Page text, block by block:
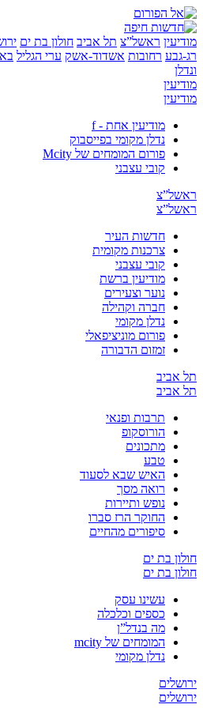
ראשל”צ תל אביב חולון בת ים ירושלים
רחובות אשדוד-אשק ערי הגליל באר
מודיעין אחת - f
נדלן מקומי בפייסבוק
פורום המומחים של Mcity
קובי עצבני
חדשות העיר
צרכנות מקומית
קובי עצבני
מודיעין ברשת
נוער וצעירים
חברה וקהילה
נדלן מקומי
פורום מוניציפאלי
זמזום הדבורה
תרבות ופנאי
הורוסקופ
מתכונים
טבע
האיש שבא לסעוד
רואה מסך
נופש ותיירות
החוקר הרז סברו
סיפורים מהחיים
בת ים
בת ים
עשינו עסק
כספים וכלכלה
מה בנדל”ן
המומחים של mcity
נדלן מקומי